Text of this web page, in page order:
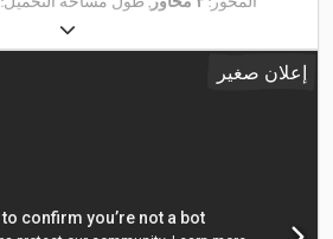
, ارتفاع مساحة التحميل:
إعلان صغير